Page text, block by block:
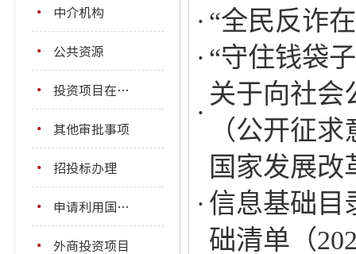
中介机构
公共资源
投资项目在线审批
其他审批事项
招投标办理
申请利用国际金融组织和国外政府贷款投资项目
外商投资项目
“全民反诈
“守住钱袋
关于向社会
（公开征
国家发展
信息基础目
础清单（